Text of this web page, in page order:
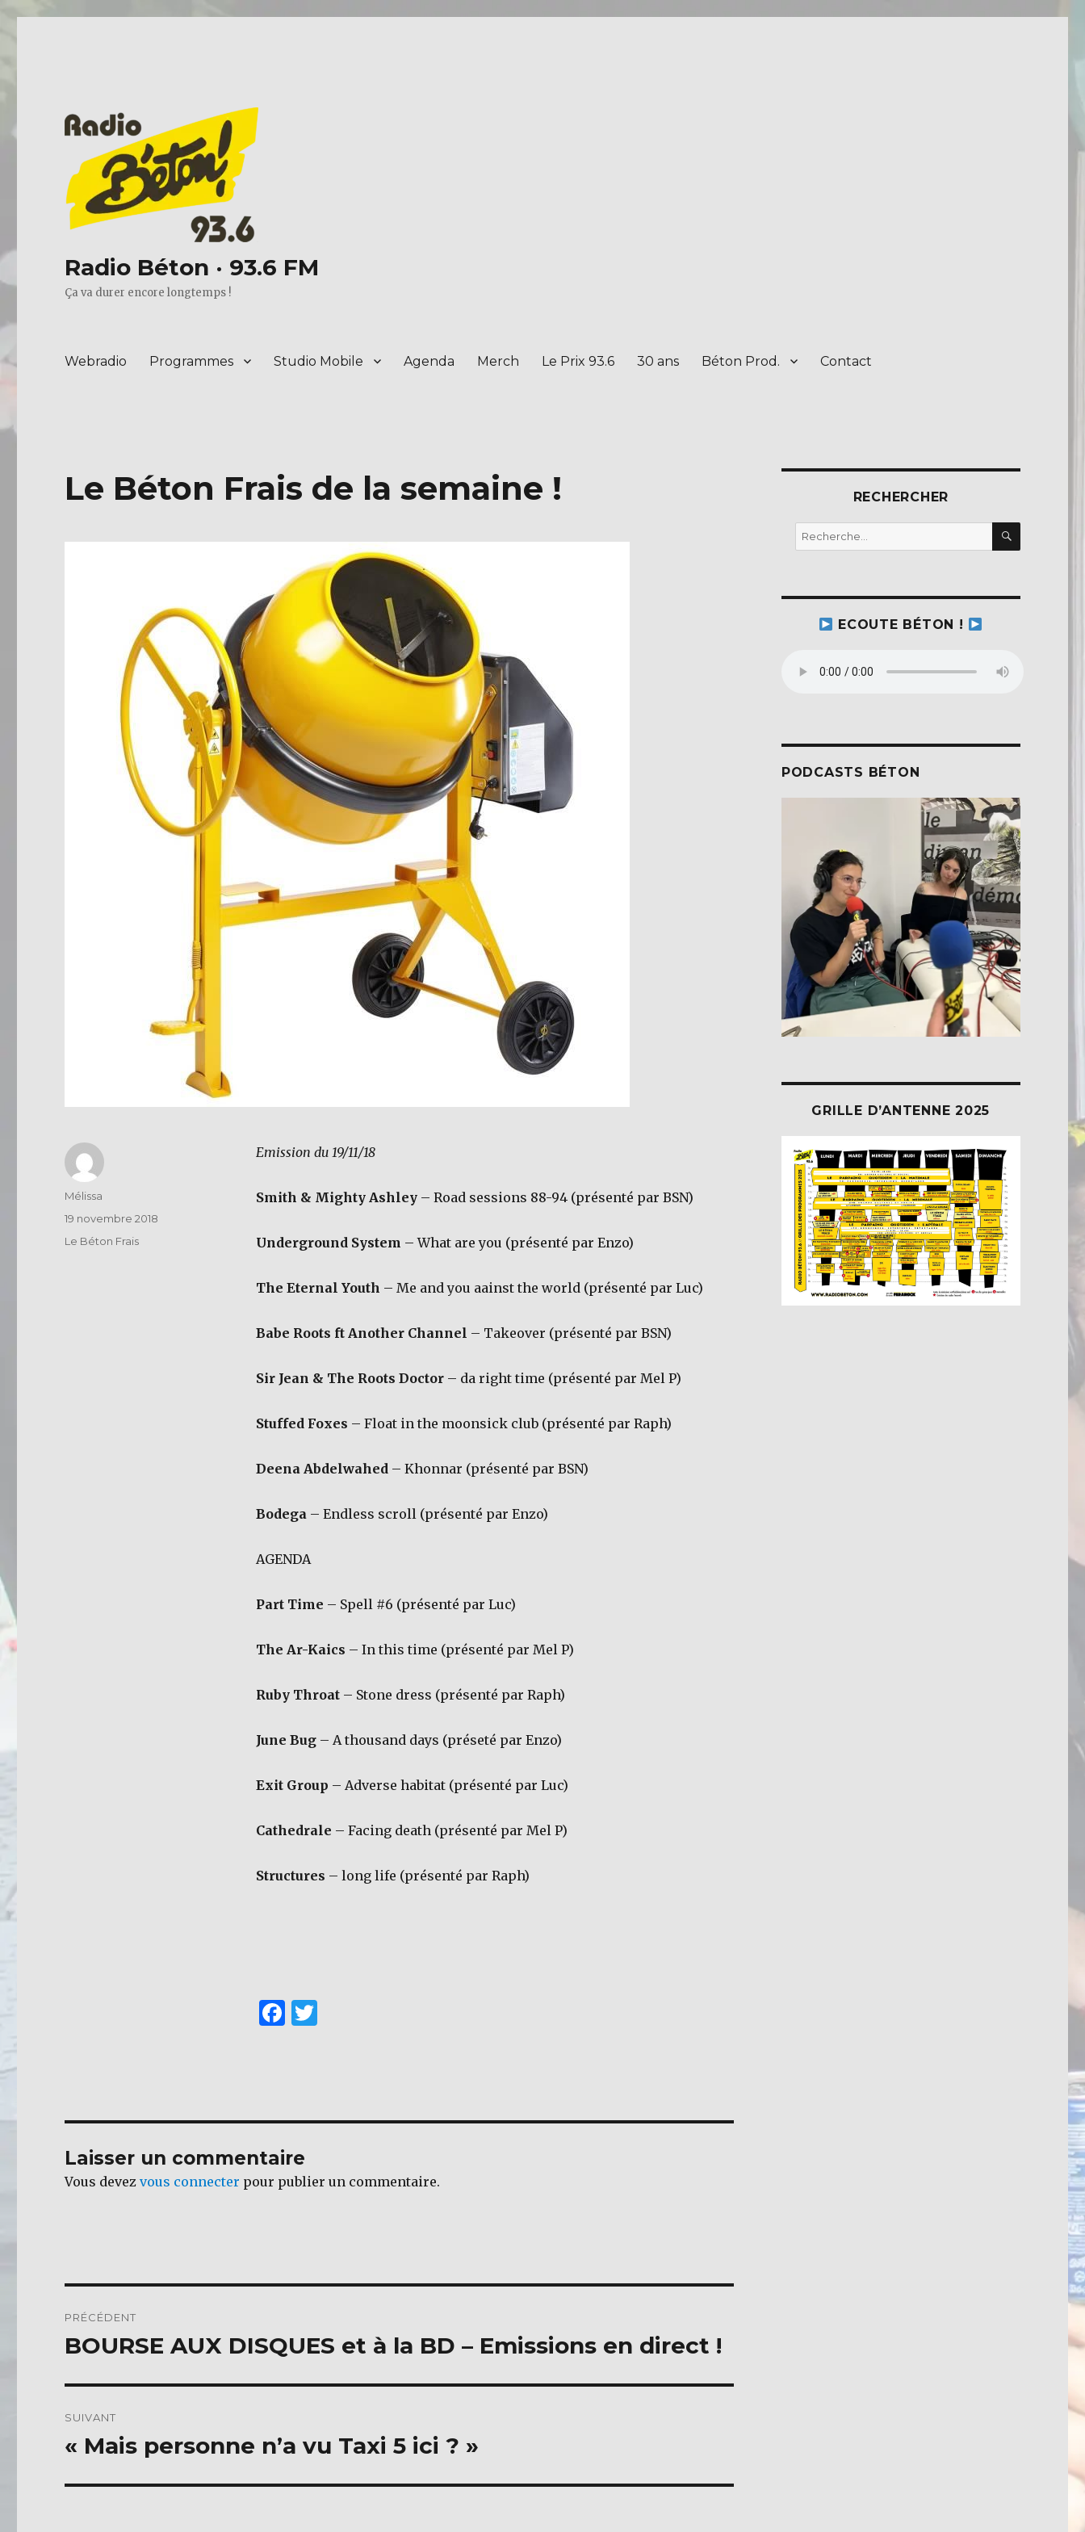
Radio Béton · 93.6 FM
Ça va durer encore longtemps !
Webradio Programmes Studio Mobile Agenda Merch Le Prix 93.6 30 ans Béton Prod. Contact
Le Béton Frais de la semaine !
Emission du 19/11/18
Smith & Mighty Ashley– Road sessions 88-94 (présenté par BSN)
Underground System – What are you (présenté par Enzo)
The Eternal Youth – Me and you aainst the world (présenté par Luc)
Babe Roots ft Another Channel – Takeover (présenté par BSN)
Sir Jean & The Roots Doctor– da right time (présenté par Mel P)
Stuffed Foxes – Float in the moonsick club (présenté par Raph)
Deena Abdelwahed– Khonnar (présenté par BSN)
Bodega– Endless scroll (présenté par Enzo)
AGENDA
Part Time – Spell #6 (présenté par Luc)
The Ar-Kaics – In this time (présenté par Mel P)
Ruby Throat– Stone dress (présenté par Raph)
June Bug– A thousand days (préseté par Enzo)
Exit Group – Adverse habitat (présenté par Luc)
Cathedrale – Facing death (présenté par Mel P)
Structures – long life (présenté par Raph)
F
b
o
k
T
r
Auteur
Mélissa
Publié
19 novembre 2018
Catégories
Le Béton Frais
Laisser un commentaire
Vous devezvous connecter pour publier un commentaire.
de
PRÉCÉDENT
Publication
BOURSE AUX DISQUES et à la BD – Emissions en direct !
SUIVANT
Publication
« Mais personne n’a vu Taxi 5 ici ? »
RECHERCHER
Recherche
pour :
ECOUTE BÉTON !
PODCASTS BÉTON
GRILLE D’ANTENNE 2025